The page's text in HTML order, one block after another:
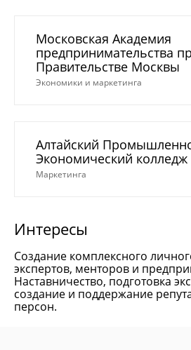
Московская Академия
предпринимательства
Правительстве Москвы
Экономики и маркетинга
Алтайский
Экономический колледж
Маркетинга
Интересы
Создание комплексного
экспертов, менторов и
Наставничество, подготовка
создание и поддержание
персон.